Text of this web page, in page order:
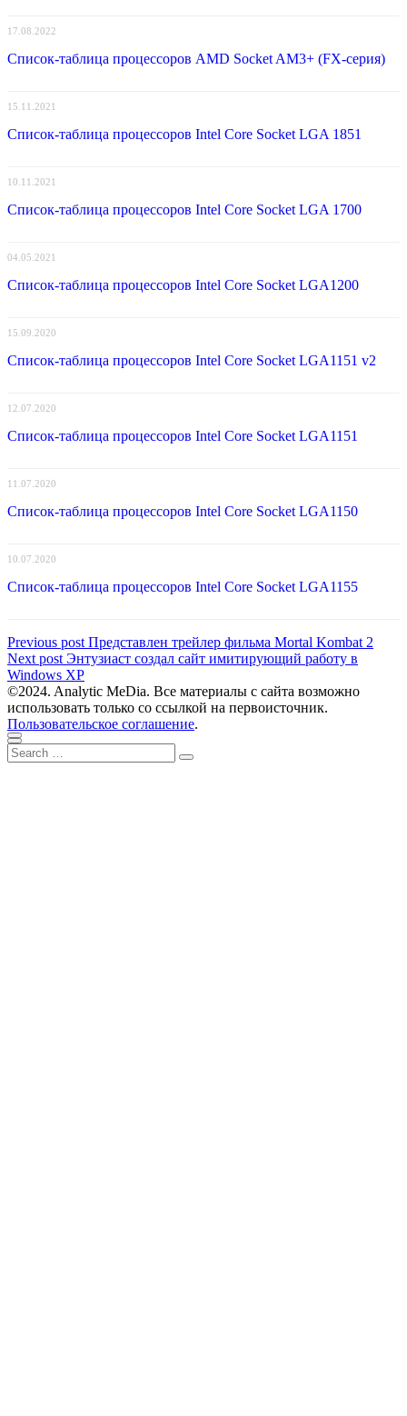
17.08.2022
Список-таблица процессоров AMD Socket AM3+ (FX-серия)
15.11.2021
Список-таблица процессоров Intel Core Socket LGA 1851
10.11.2021
Список-таблица процессоров Intel Core Socket LGA 1700
04.05.2021
Список-таблица процессоров Intel Core Socket LGA1200
15.09.2020
Список-таблица процессоров Intel Core Socket LGA1151 v2
12.07.2020
Список-таблица процессоров Intel Core Socket LGA1151
11.07.2020
Список-таблица процессоров Intel Core Socket LGA1150
10.07.2020
Список-таблица процессоров Intel Core Socket LGA1155
Навигация
по
записям
Previous post Previous
post:
Представлен трейлер фильма Mortal Kombat 2
Next post Next
post:
Энтузиаст создал сайт имитирующий работу в
Windows XP
©2024. Analytic MeDia. Все материалы с сайта возможно
использовать только со ссылкой на первоисточник.
Пользовательское соглашение.
Scroll
to
Close
Search
for:
Search